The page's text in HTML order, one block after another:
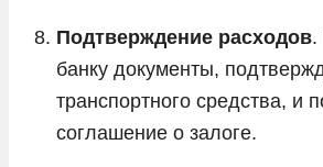
Подтверждение расходов.
банку документы,
транспортного средства, и
соглашение о залоге.